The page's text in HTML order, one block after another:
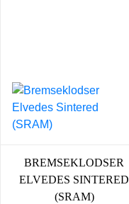
BREMSEKLODSER
ELVEDES SINTERED
(SRAM)